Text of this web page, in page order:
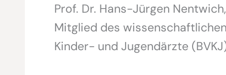
Prof. Dr. Hans-Jürgen
Mitglied des
Kinder- und Jugendärzte